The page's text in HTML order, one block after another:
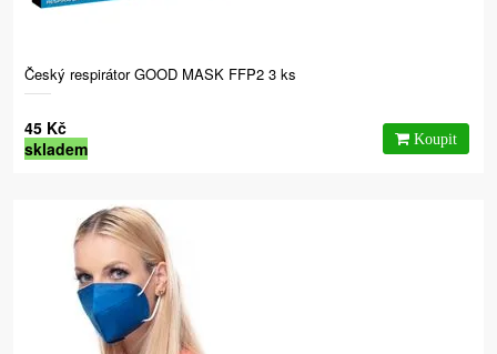
Český respirátor GOOD MASK FFP2 3 ks
45 Kč
skladem